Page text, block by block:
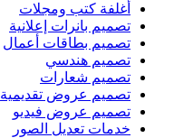
أغلفة كتب ومجلات
تصميم بانرات إعلانية
تصميم بطاقات أعمال
تصميم هندسي
تصميم شعارات
تصميم عروض تقديمية
تصميم عروض فيديو
خدمات تعديل الصور